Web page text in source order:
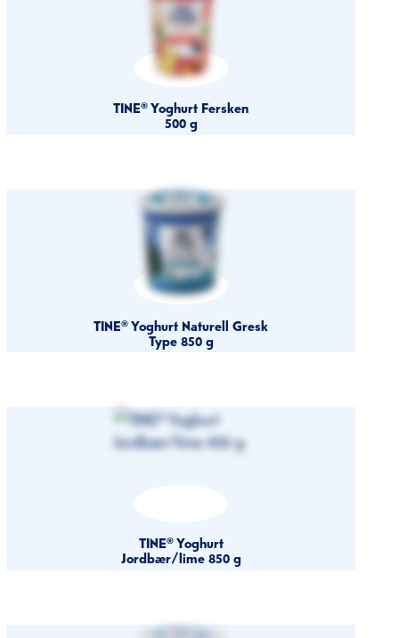
TINE® Yoghurt Fersken
500 g
TINE® Yoghurt Naturell Gresk
Type 850 g
TINE® Yoghurt
Jordbær/lime 850 g